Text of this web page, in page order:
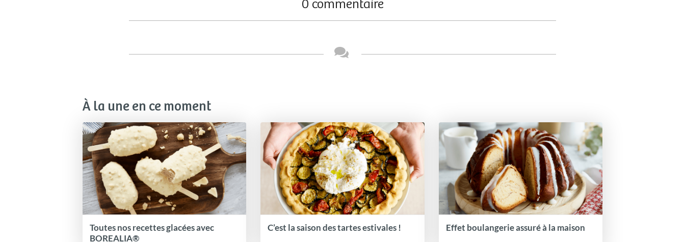
0 commentaire
À la une en ce moment
Toutes nos recettes glacées avec
BOREALIA®
C’est la saison des tartes estivales ! Effet boulangerie assuré à la maison